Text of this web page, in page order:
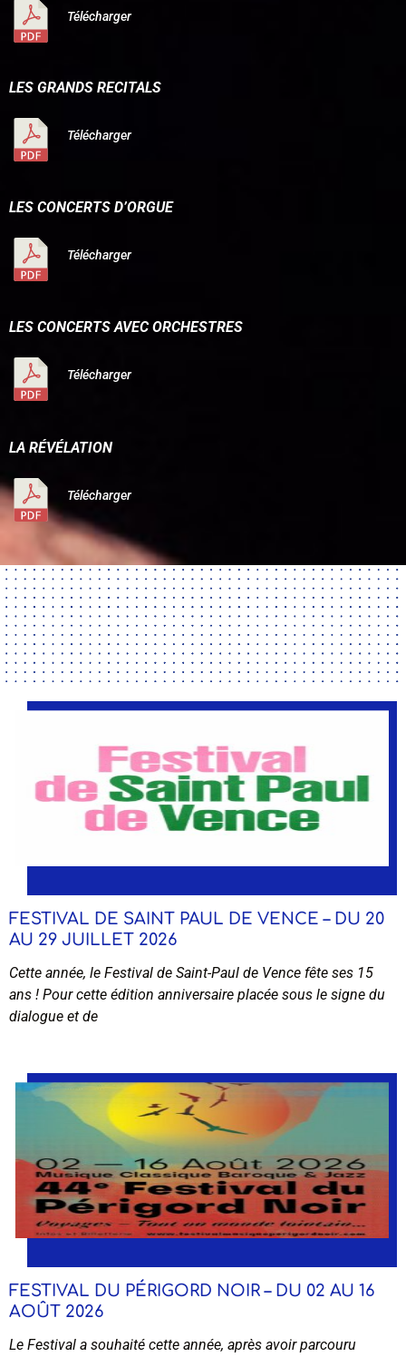
Télécharger
LES GRANDS RECITALS
Télécharger
LES CONCERTS D’ORGUE
Télécharger
LES CONCERTS AVEC ORCHESTRES
Télécharger
LA RÉVÉLATION
Télécharger
FESTIVAL DE SAINT PAUL DE VENCE – DU 20
AU 29 JUILLET 2026
Cette année, le Festival de Saint-Paul de Vence fête ses 15
ans ! Pour cette édition anniversaire placée sous le signe du
dialogue et de
FESTIVAL DU PÉRIGORD NOIR – DU 02 AU 16
AOÛT 2026
Le Festival a souhaité cette année, après avoir parcouru